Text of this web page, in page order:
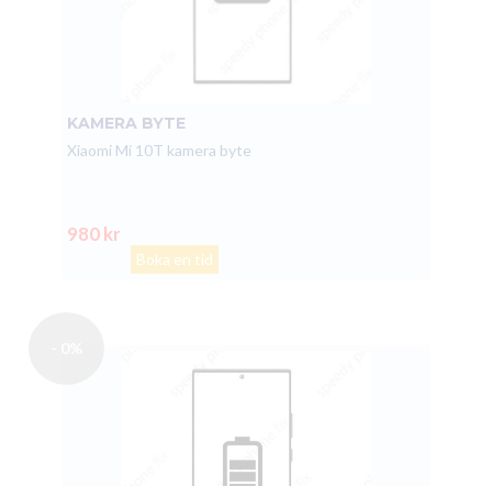
KAMERA BYTE
Xiaomi Mi 10T kamera byte
980 kr
Boka en tid